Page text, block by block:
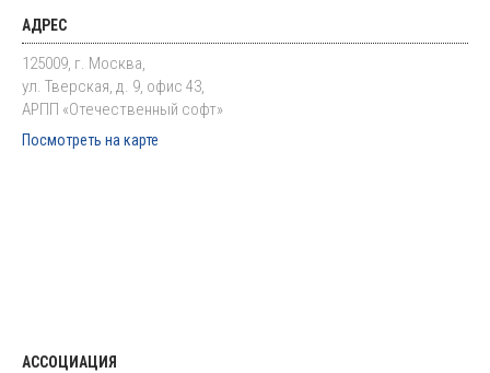
АДРЕС
125009, г. Москва,
ул. Тверская, д. 9, офис 43,
АРПП «Отечественный софт»
Посмотреть на карте
АССОЦИАЦИЯ